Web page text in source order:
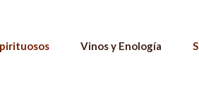
Vinos y Enología